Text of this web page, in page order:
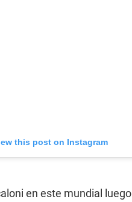
this post on Instagram
en este mundial